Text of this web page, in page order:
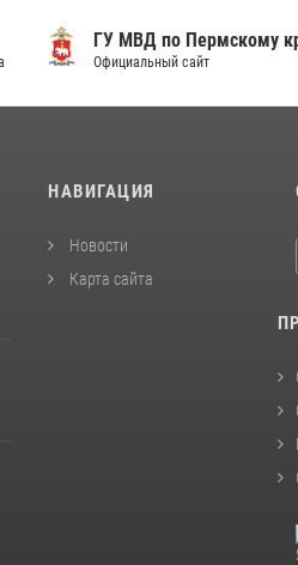
ГУ МВД по Пермскому
Официальный сайт
НАВИГАЦИЯ
Новости
Карта сайта